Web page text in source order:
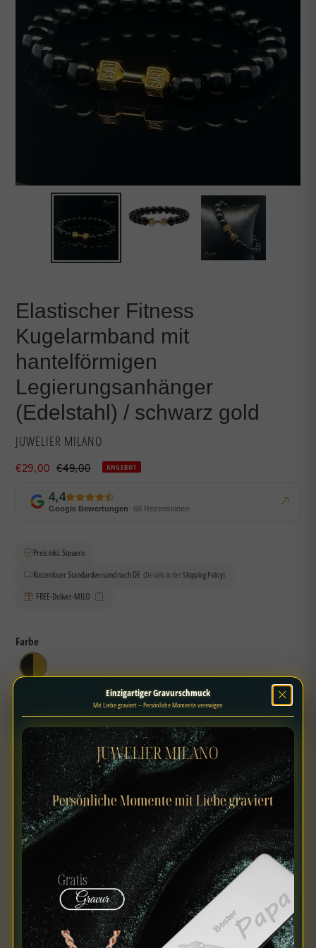
Elastischer Fitness
Kugelarmband mit
hantelförmigen
Legierungsanhänger
(Edelstahl) / schwarz gold
VERKÄUFER
JUWELIER MILANO
Sonderpreis
€29,00
Normaler
€49,00 ANGEBOT
4,4
Google Bewertungen· 69 Rezensionen
Preis inkl. Steuern
Kostenloser Standardversand nach DE (Details in derShipping Policy)
FREE-Deliver-MILO
Farbe
Menge
IN DEN WARENKORB LEGEN
Voraussichtlicher Versand
Mo., 10.08. – Mi., 12.08.
Express-Gravur möglich
24–72h Fertigung
Einzigartiger Gravurschmuck
Mit Liebe graviert – Persönliche Momente verewigen